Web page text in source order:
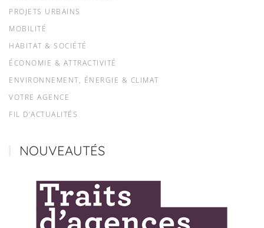
PROJETS URBAINS
MOBILITÉ
HABITAT & SOCIÉTÉ
ÉCONOMIE & ATTRACTIVITÉ
ENVIRONNEMENT, ÉNERGIE & CLIMAT
VOTRE AGENCE
FIL D’ACTUALITÉS
NOUVEAUTÉS